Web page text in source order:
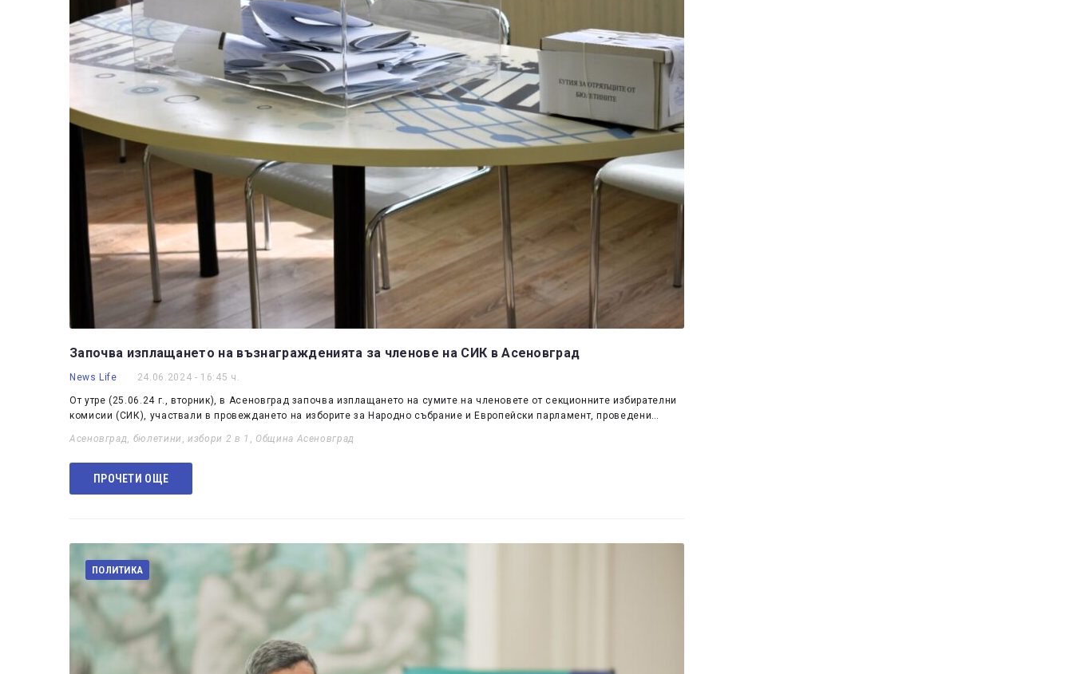
Започва изплащането на възнагражденията за членове на СИК в Асеновград
News Life 24.06.2024 - 16:45 ч.
От утре (25.06.24 г., вторник), в Асеновград започва изплащането на сумите на членовете от секционните избирателни
комисии (СИК), участвали в провеждането на изборите за Народно събрание и Европейски парламент, проведени…
Асеновград, бюлетини ,избори 2 в 1 , Община Асеновград
ПРОЧЕТИ ОЩЕ
ПОЛИТИКА